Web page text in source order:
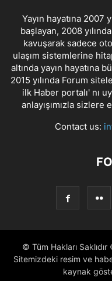
Yayın hayatına 2007
başlayan, 2008
kavuşarak sadece
ulaşım sistemlerine
altında yayın hayatına
2015 yılında Forum
ilk Haber portalı' nı
anlayışımızla sizlere
Contact us:
© Tüm Hakları
Sitemizdeki resim ve
kaynak